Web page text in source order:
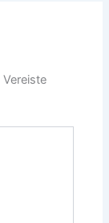
Vereiste